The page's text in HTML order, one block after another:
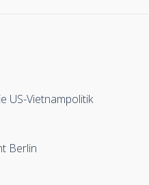
US-Vietnampolitik
Berlin